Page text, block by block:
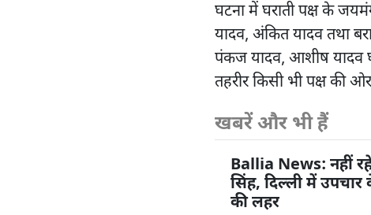
घटना में घराती पक्ष के
यादव, अंकित यादव तथा
पंकज यादव, आशीष यादव
तहरीर किसी भी पक्ष की
खबरें और भी हैं
Ballia News: नहीं
सिंह, दिल्ली में
की लहर